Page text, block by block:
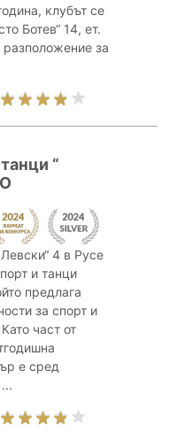
клубът се
Ботев“ 14, ет.
разположение за
“
4 в Русе
и танци
предлага
за спорт и
част от
е сред